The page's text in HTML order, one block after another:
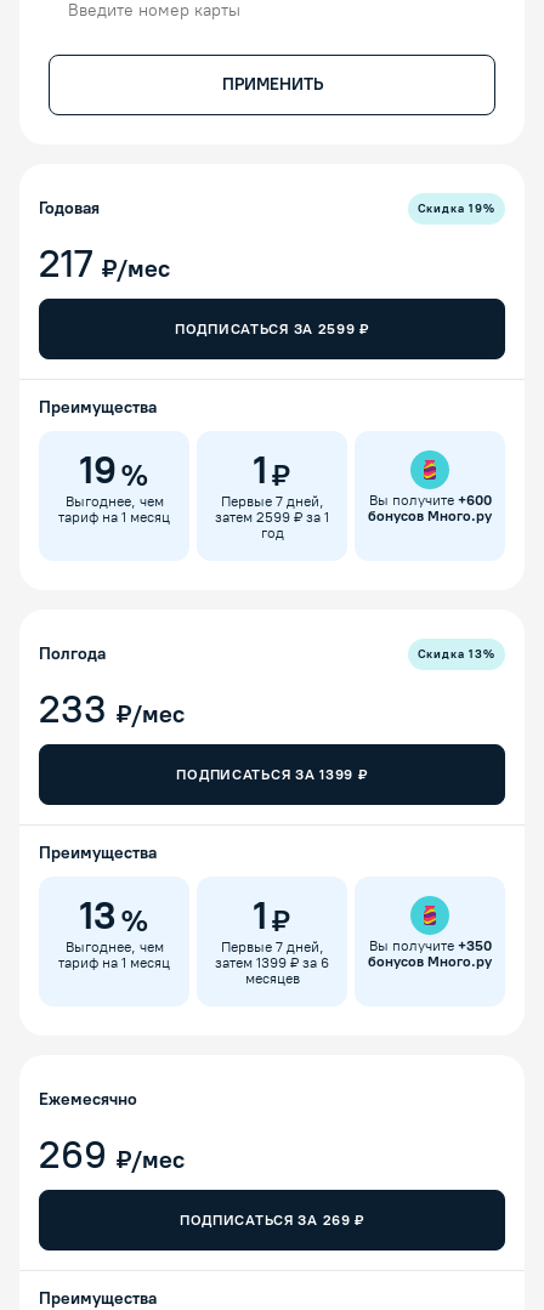
ПРИМЕНИТЬ
Годовая Скидка19%
217 ₽/мес
ПОДПИСАТЬСЯ ЗА 2599 ₽
Преимущества
19%
Выгоднее, чем
тариф на 1 месяц
1 ₽
Первые 7 дней,
затем 2599 ₽ за 1
год
Вы получите +600
бонусов Много.ру
Полгода Скидка13%
233 ₽/мес
ПОДПИСАТЬСЯ ЗА1399 ₽
Преимущества
13 %
Выгоднее, чем
тариф на 1 месяц
1 ₽
Первые 7 дней,
затем 1399 ₽ за 6
месяцев
Вы получите +350
бонусов Много.ру
Ежемесячно
269 ₽/мес
ПОДПИСАТЬСЯ ЗА 269 ₽
Преимущества